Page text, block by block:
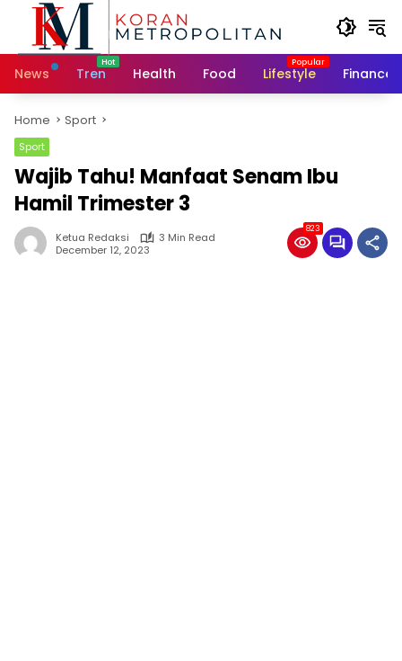
content
News
Tren Health Food Lifestyle Finance
Home Sport
Sport
Wajib Tahu! Manfaat Senam Ibu
Hamil Trimester 3
Ketua Redaksi
3 Min Read
December 12, 2023
823